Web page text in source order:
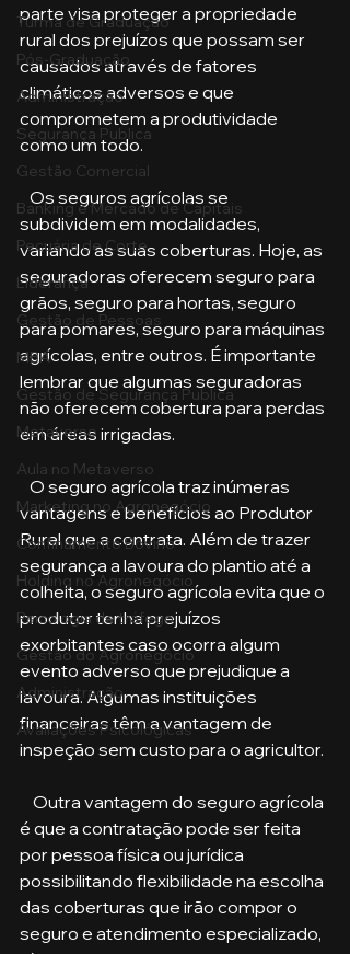
Turma de Graduação
Pós-Graduação
Administração
Segurança Publica
Gestão Comercial
Banking e Mercado de Capitais
Pecuária de Corte
Liderança
Gestão de Pessoas
MBA
Gestão de Segurança Publica
Metaverso
Aula no Metaverso
Marketing no Agronegócio
Confinamento Bovino
Holding no Agronegócio
Psicologia de tráfego
Gestão do Agronegócio
Administração
Avaliações Psicológicas
parte visa proteger a propriedade
rural dos prejuízos que possam ser
causados através de fatores
climáticos adversos e que
comprometem a produtividade
como um todo.
   Os seguros agrícolas se
subdividem em modalidades,
variando as suas coberturas. Hoje, as
seguradoras oferecem seguro para
grãos, seguro para hortas, seguro
para pomares, seguro para máquinas
agrícolas, entre outros. É importante
lembrar que algumas seguradoras
não oferecem cobertura para perdas
em áreas irrigadas.
vantagens e benefícios ao Produtor
Rural que a contrata. Além de trazer
segurança a lavoura do plantio até a
colheita, o seguro agrícola evita que o
produtor tenha prejuízos
exorbitantes caso ocorra algum
evento adverso que prejudique a
lavoura. Algumas instituições
financeiras têm a vantagem de
inspeção sem custo para o agricultor.
é que a contratação pode ser feita
por pessoa física ou jurídica
possibilitando flexibilidade na escolha
das coberturas que irão compor o
seguro e atendimento especializado,